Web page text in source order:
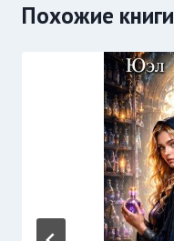
Похожие книги